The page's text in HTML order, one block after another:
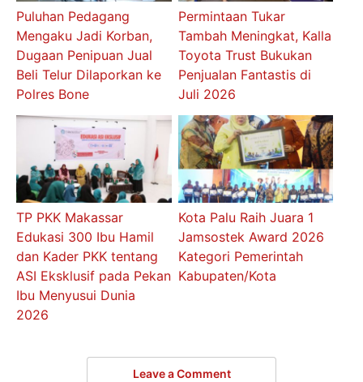
Puluhan Pedagang
Mengaku Jadi Korban,
Dugaan Penipuan Jual
Beli Telur Dilaporkan ke
Polres Bone
Permintaan Tukar
Tambah Meningkat, Kalla
Toyota Trust Bukukan
Penjualan Fantastis di
Juli 2026
TP PKK Makassar
Edukasi 300 Ibu Hamil
dan Kader PKK tentang
ASI Eksklusif pada Pekan
Ibu Menyusui Dunia
2026
Kota Palu Raih Juara 1
Jamsostek Award 2026
Kategori Pemerintah
Kabupaten/Kota
Leave a Comment